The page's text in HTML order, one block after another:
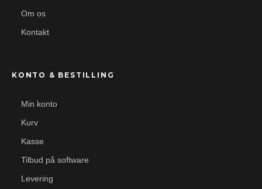
Om os
Kontakt
KONTO & BESTILLING
Min konto
Kurv
Kasse
Tilbud på software
Levering